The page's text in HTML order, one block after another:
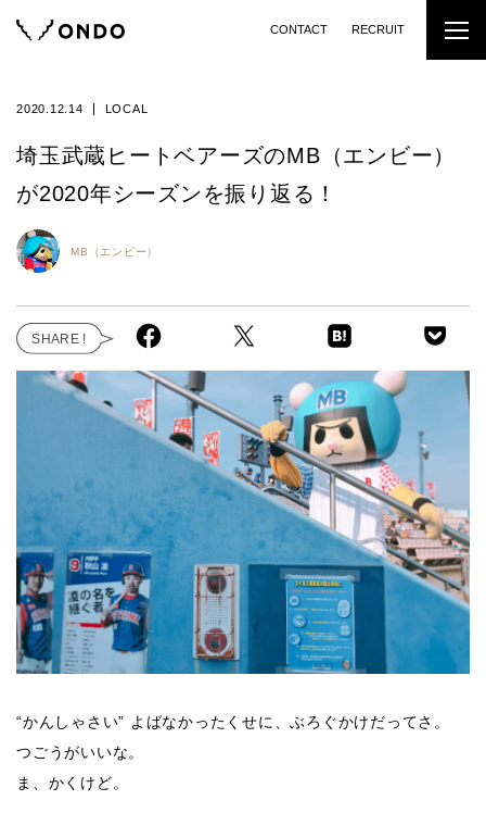
CONTACT RECRUIT
2020.12.14 LOCAL
埼玉武蔵ヒートベアーズのMB（エンビー）
が2020年シーズンを振り返る！
MB（エンビー）
“かんしゃさい” よばなかったくせに、ぶろぐかけだってさ。
つごうがいいな。
ま、かくけど。